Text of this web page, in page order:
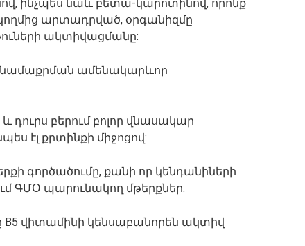
ինչպես նաև բետա-կարոտինով, որոնք
արտադրված, օրգանիզմը
ակտիվացմանը:
ամենակարևոր
և դուրս բերում բոլոր վնասակար
էլ քրտինքի միջոցով:
գործածումը, քանի որ կենդանիների
ԳՄՕ պարունակող մթերքներ:
վիտամինի կենսաբանորեն ակտիվ